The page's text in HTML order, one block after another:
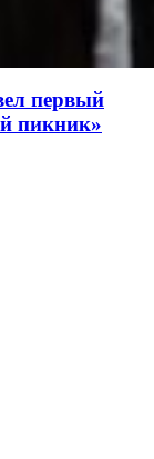
первый
пикник»